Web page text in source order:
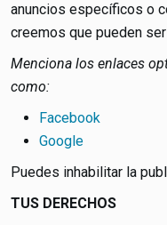
anuncios específicos o
creemos que pueden
Menciona los enlaces
como:
Facebook
Google
Puedes inhabilitar la
TUS DERECHOS